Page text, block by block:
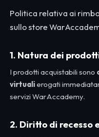
Politica relativa ai
sullo store
1. Natura dei
I prodotti acquistabili sono
virtualierogati
servizi WarAccademy.
2. Diritto di recesso